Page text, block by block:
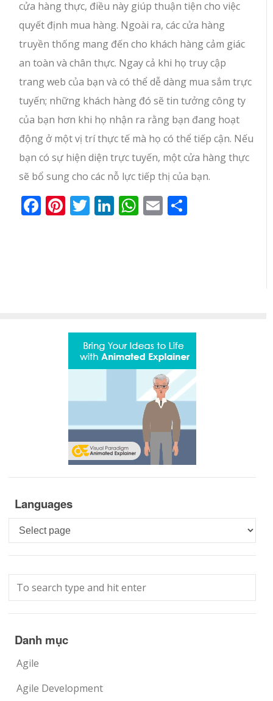
cửa hàng thực, điều này giúp thuận tiện cho việc
quyết định mua hàng. Ngoài ra, các cửa hàng
truyền thống mang đến cho khách hàng cảm giác
an toàn và chân thực. Ngay cả khi họ truy cập
trang web của bạn và có thể dễ dàng mua sắm trực
tuyến; những khách hàng đó sẽ tin tưởng công ty
của bạn hơn khi họ nhận ra rằng bạn đang hoạt
động ở một vị trí thực tế mà họ có thể tiếp cận. Nếu
bạn có sự hiện diện trực tuyến, một cửa hàng thực
sẽ bổ sung cho các nỗ lực tiếp thị của bạn.
Facebook
Pinterest
Twitter
LinkedIn
WhatsApp
Email
Languages
Languages
Danh mục
Agile
Agile Development